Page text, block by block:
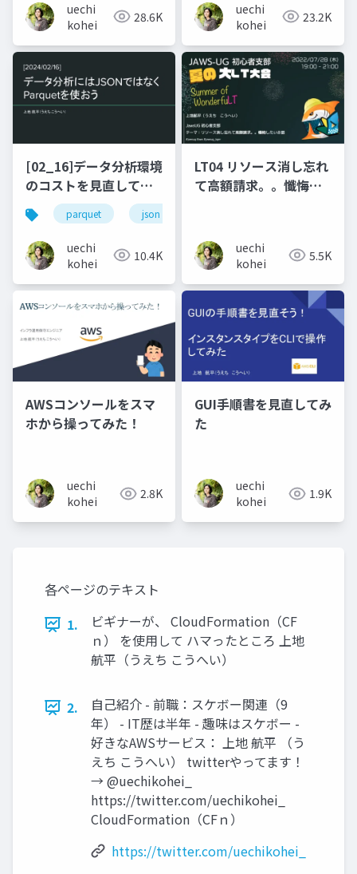
uechi
kohei
28.6K
uechi
kohei
23.2K
[02_16]データ分析環境
のコストを見直してみ
た。
parquet json
uechi
kohei
10.4K
LT04 リソース消し忘れ
て高額請求。。懺悔し
uechi
kohei
5.5K
AWSコンソールをスマ
ホから操ってみた！
uechi
kohei
2.8K
GUI手順書を見直してみ
た
uechi
kohei
1.9K
各ページのテキスト
1.
ビギナーが、 CloudFormation（CF
ｎ） を使用して ハマったところ 上地
航平（うえち こうへい）
2.
自己紹介 - 前職：スケボー関連（9
年） - IT歴は半年 - 趣味はスケボー -
好きなAWSサービス： 上地 航平 （う
えち こうへい） twitterやってます！
→ @uechikohei_
https://twitter.com/uechikohei_
CloudFormation（CFｎ）
https://twitter.com/uechikohei_